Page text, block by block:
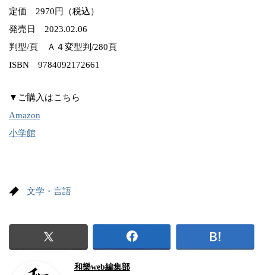
定価 2970円（税込）
発売日 2023.02.06
判型/頁 Ａ４変型判/280頁
ISBN 9784092172661
▼ご購入はこちら
Amazon
小学館
文学・言語
和樂web編集部